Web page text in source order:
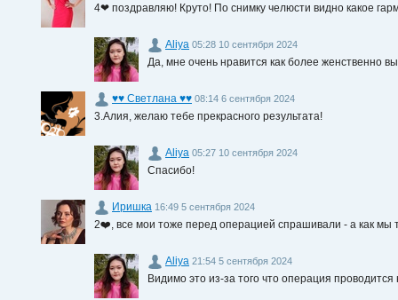
4❤ поздравляю! Круто! По снимку челюсти видно какое
Aliya 05:28 10 сентября 2024
Да, мне очень нравится как более женственно
♥♥ Светлана ♥♥ 08:14 6 сентября 2024
3.Алия, желаю тебе прекрасного результата!
Aliya 05:27 10 сентября 2024
Спасибо!
Иришка 16:49 5 сентября 2024
2❤️, все мои тоже перед операцией спрашивали - а как мы
Aliya 21:54 5 сентября 2024
Видимо это из-за того что операция